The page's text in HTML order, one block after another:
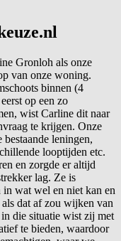
Gronloh als onze
van onze woning.
binnen (4
op een zo
wist Carline dit naar
te krijgen. Onze
leningen,
looptijden etc.
en zorgde er altijd
lag. Ze is
wat wel en niet kan en
dat af zou wijken van
die situatie wist zij met
te bieden, waardoor